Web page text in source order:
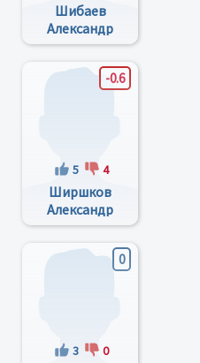
Шибаев
Александр
Григорьевич
-0.6
5 4
Ширшков
Александр
Константинович
0
3 0